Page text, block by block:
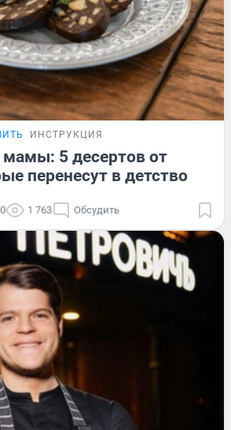
ИНСТРУКЦИЯ
мамы: 5 десертов от
перенесут в детство
1 763 Обсудить